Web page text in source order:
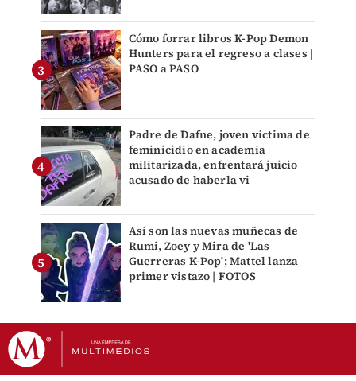
Cómo forrar libros K-Pop Demon
Hunters para el regreso a clases |
PASO a PASO
Padre de Dafne, joven víctima de
feminicidio en academia
militarizada, enfrentará juicio
acusado de haberla vi
Así son las nuevas muñecas de
Rumi, Zoey y Mira de 'Las
Guerreras K-Pop'; Mattel lanza
primer vistazo | FOTOS